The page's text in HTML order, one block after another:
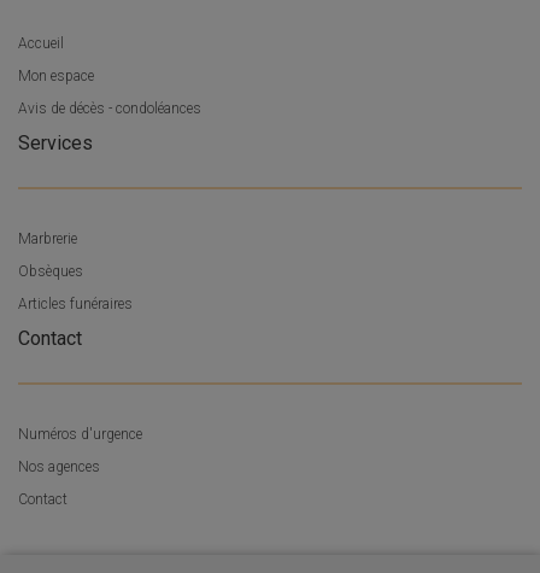
Accueil
Mon espace
Avis de décès - condoléances
Services
Marbrerie
Obsèques
Articles funéraires
Contact
Numéros d'urgence
Nos agences
Contact